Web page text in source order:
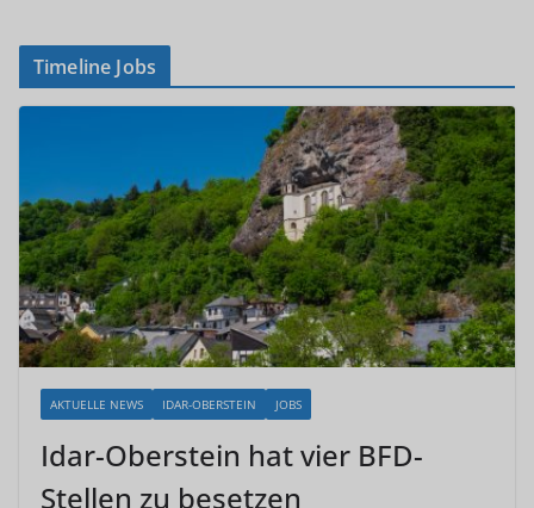
Timeline Jobs
AKTUELLE NEWS IDAR-OBERSTEIN JOBS
Idar-Oberstein hat vier BFD-
Stellen zu besetzen